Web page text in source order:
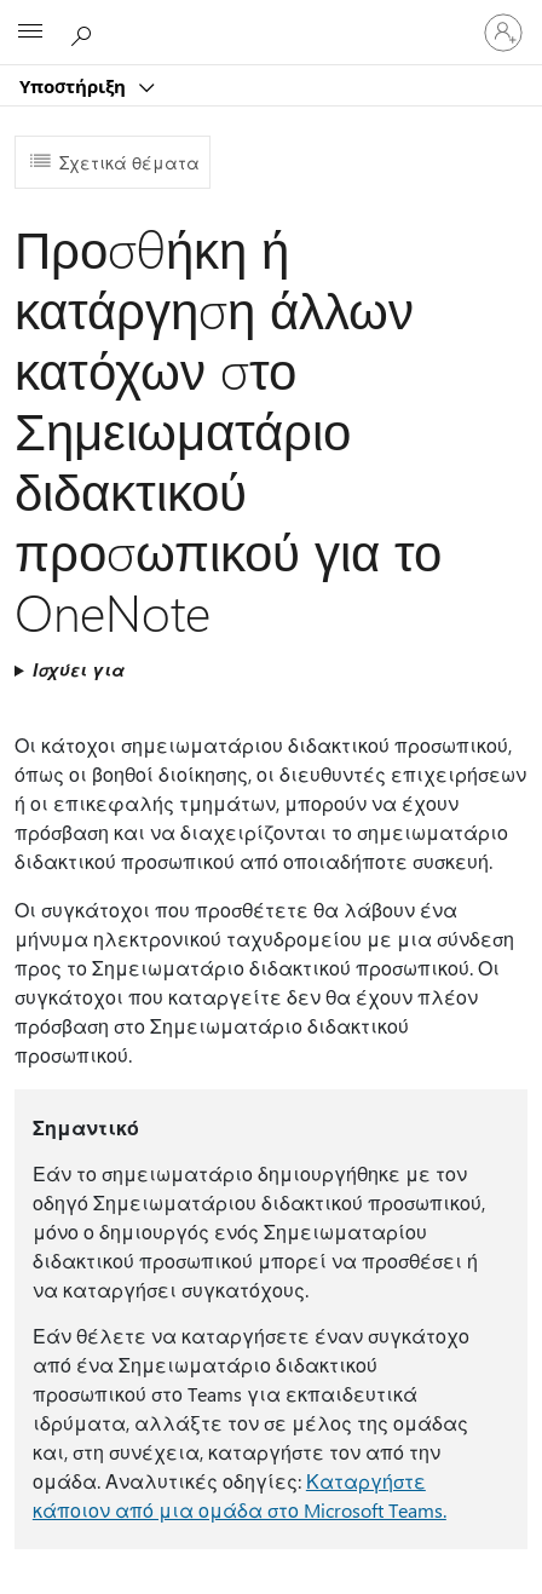
Υποστήριξη
Είσοδος
στον
Σχετικά θέματα
Προσθήκη ή
κατάργηση άλλων
κατόχων στο
Σημειωματάριο
διδακτικού
προσωπικού για το
OneNote
Ισχύει για
Οι κάτοχοι σημειωματάριου διδακτικού προσωπικού,
όπως οι βοηθοί διοίκησης, οι διευθυντές επιχειρήσεων
ή οι επικεφαλής τμημάτων, μπορούν να έχουν
πρόσβαση και να διαχειρίζονται το σημειωματάριο
διδακτικού προσωπικού από οποιαδήποτε συσκευή.
Οι συγκάτοχοι που προσθέτετε θα λάβουν ένα
μήνυμα ηλεκτρονικού ταχυδρομείου με μια σύνδεση
προς το Σημειωματάριο διδακτικού προσωπικού. Οι
συγκάτοχοι που καταργείτε δεν θα έχουν πλέον
πρόσβαση στο Σημειωματάριο διδακτικού
προσωπικού.
Σημαντικό
Εάν το σημειωματάριο δημιουργήθηκε με τον
οδηγό Σημειωματάριου διδακτικού προσωπικού,
μόνο ο δημιουργός ενός Σημειωματαρίου
διδακτικού προσωπικού μπορεί να προσθέσει ή
να καταργήσει συγκατόχους.
Εάν θέλετε να καταργήσετε έναν συγκάτοχο
από ένα Σημειωματάριο διδακτικού
προσωπικού στο Teams για εκπαιδευτικά
ιδρύματα, αλλάξτε τον σε μέλος της ομάδας
και, στη συνέχεια, καταργήστε τον από την
ομάδα. Αναλυτικές οδηγίες: Καταργήστε
κάποιον από μια ομάδα στο Microsoft Teams.